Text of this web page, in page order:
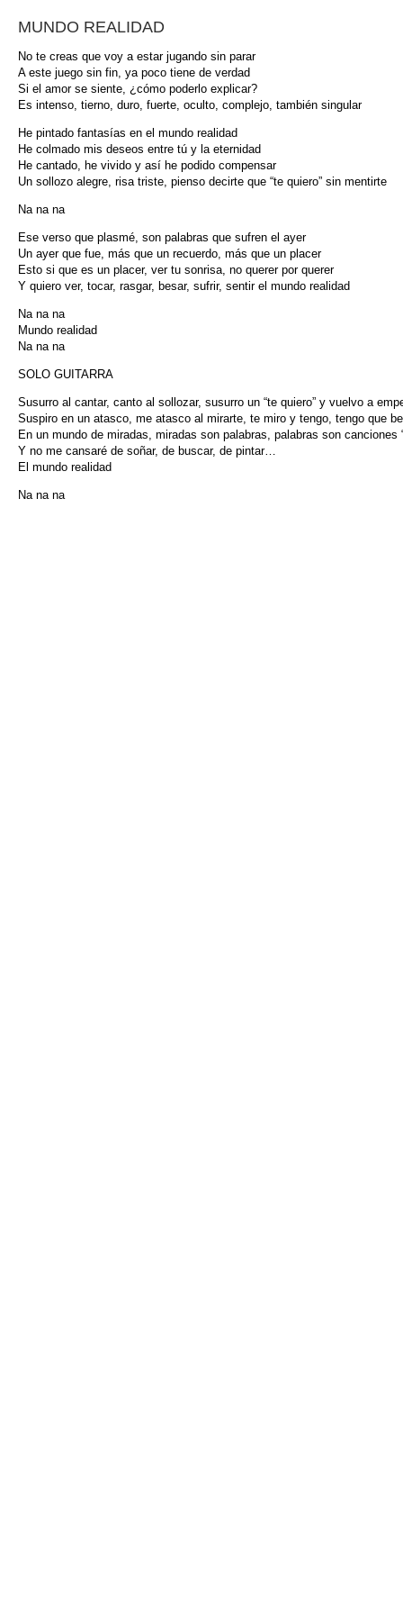
MUNDO REALIDAD
No te creas que voy a estar jugando sin parar
A este juego sin fin, ya poco tiene de verdad
Si el amor se siente, ¿cómo poderlo explicar?
Es intenso, tierno, duro, fuerte, oculto, complejo, también singular
He pintado fantasías en el mundo realidad
He colmado mis deseos entre tú y la eternidad
He cantado, he vivido y así he podido compensar
Un sollozo alegre, risa triste, pienso decirte que “te quiero” sin mentirte
Na na na
Ese verso que plasmé, son palabras que sufren el ayer
Un ayer que fue, más que un recuerdo, más que un placer
Esto si que es un placer, ver tu sonrisa, no querer por querer
Y quiero ver, tocar, rasgar, besar, sufrir, sentir el mundo realidad
Na na na
Mundo realidad
Na na na
SOLO GUITARRA
Susurro al cantar, canto al sollozar, susurro un “te quiero” y vuelvo a
Suspiro en un atasco, me atasco al mirarte, te miro y tengo, tengo que
En un mundo de miradas, miradas son palabras, palabras son canciones
Y no me cansaré de soñar, de buscar, de pintar…
El mundo realidad
Na na na